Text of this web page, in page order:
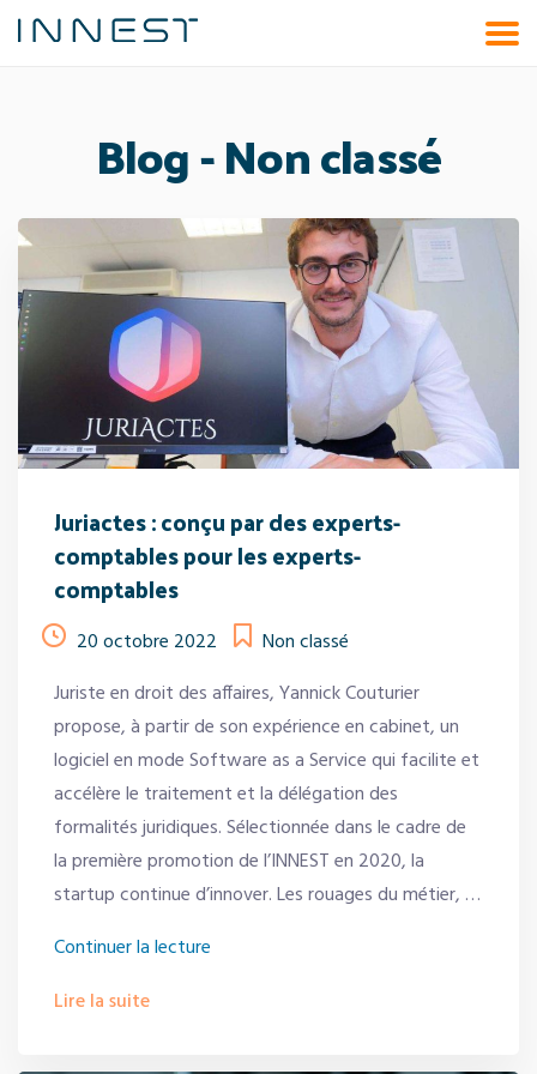
Aller
Blog - Non classé
Juriactes : conçu par des experts-
comptables pour les experts-
comptables
20 octobre 2022
Non classé
Juriste en droit des affaires, Yannick Couturier
propose, à partir de son expérience en cabinet, un
logiciel en mode Software as a Service qui facilite et
accélère le traitement et la délégation des
formalités juridiques. Sélectionnée dans le cadre de
la première promotion de l’INNEST en 2020, la
startup continue d’innover. Les rouages du métier, …
Continuer la lecture
Lire la suite